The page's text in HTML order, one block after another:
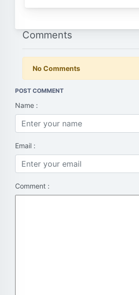
Comments
No Comments
POST COMMENT
Name :
Email :
Comment :